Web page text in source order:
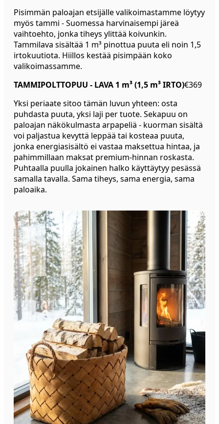
Pisimmän paloajan etsijälle valikoimastamme löytyy
myös tammi - Suomessa harvinaisempi järeä
vaihtoehto, jonka tiheys ylittää koivunkin.
Tammilava sisältää 1 m³ pinottua puuta eli noin 1,5
irtokuutiota. Hiillos kestää pisimpään koko
valikoimassamme.
TAMMIPOLTTOPUU - LAVA 1 m³ (1,5 m³ IRTO)€369
Yksi periaate sitoo tämän luvun yhteen: osta
puhdasta puuta, yksi laji per tuote. Sekapuu on
paloajan näkökulmasta arpapeliä - kuorman sisältä
voi paljastua kevyttä leppää tai kosteaa puuta,
jonka energiasisältö ei vastaa maksettua hintaa, ja
pahimmillaan maksat premium-hinnan roskasta.
Puhtaalla puulla jokainen halko käyttäytyy pesässä
samalla tavalla. Sama tiheys, sama energia, sama
paloaika.